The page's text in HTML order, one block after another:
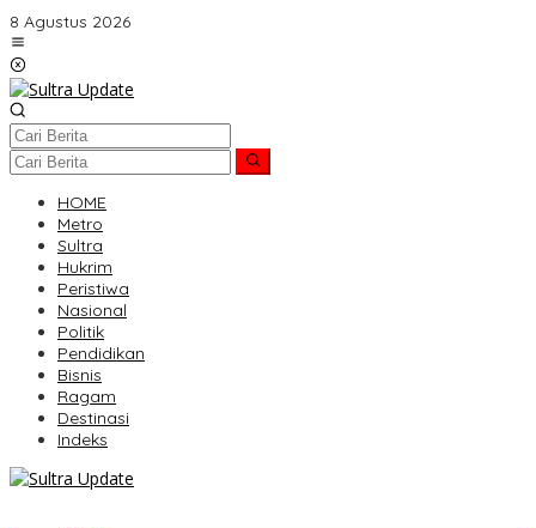
Lewati
ke
konten
8 Agustus 2026
HOME
Metro
Sultra
Hukrim
Peristiwa
Nasional
Politik
Pendidikan
Bisnis
Ragam
Destinasi
Indeks